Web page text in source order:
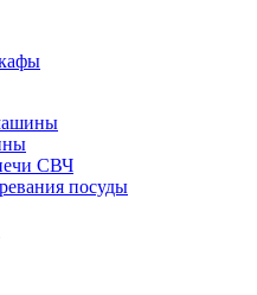
СВЧ
посуды